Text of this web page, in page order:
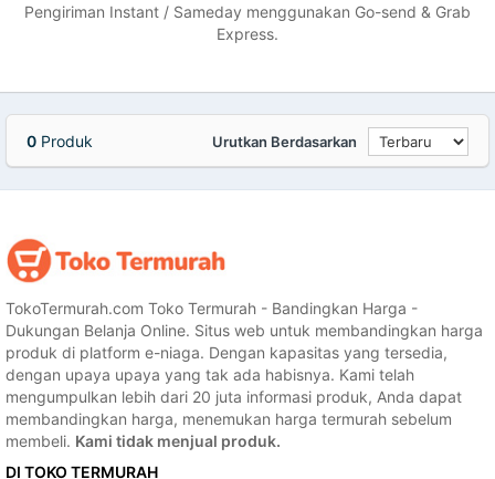
Pengiriman Instant / Sameday menggunakan Go-send & Grab
Express.
0 Produk Urutkan Berdasarkan
TokoTermurah.com Toko Termurah - Bandingkan Harga -
Dukungan Belanja Online. Situs web untuk membandingkan harga
produk di platform e-niaga. Dengan kapasitas yang tersedia,
dengan upaya upaya yang tak ada habisnya. Kami telah
mengumpulkan lebih dari 20 juta informasi produk, Anda dapat
membandingkan harga, menemukan harga termurah sebelum
membeli. Kami tidak menjual produk.
DI TOKO TERMURAH